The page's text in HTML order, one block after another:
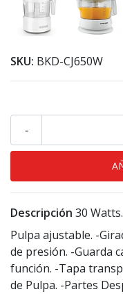
SKU: BKD-CJ650W
-
Descripción 30
Pulpa ajustable. -
de presión. -Guarda
función. -Tapa
de Pulpa. -Partes